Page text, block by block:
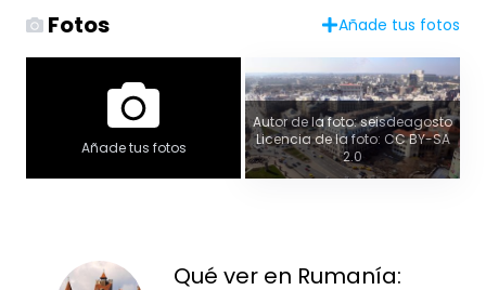
Fotos Añade tus fotos
Añade tus fotos
Autor de la foto: seisdeagosto
Licencia de la foto: CC BY-SA
2.0
Qué ver en Rumanía: